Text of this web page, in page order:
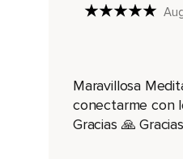
Seguimos ahora con el
Sintiendo cómo se
Maravillosa
conectarme con
Gracias 🙏